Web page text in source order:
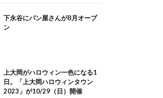
下永谷にパン屋さんが8月オープ
ン
上大岡がハロウィン一色になる1
日。「上大岡ハロウィンタウン
2023」が10/29（日）開催